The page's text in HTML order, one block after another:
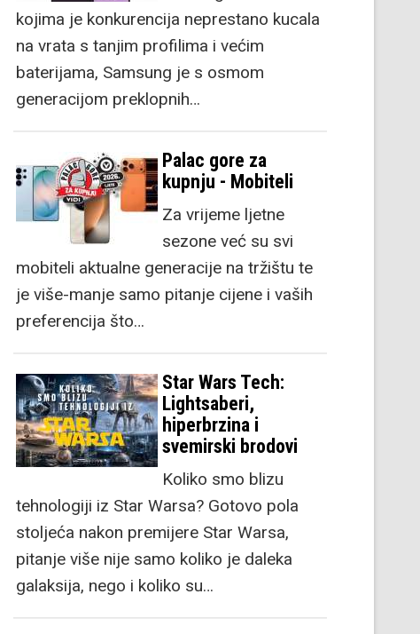
kojima je konkurencija neprestano kucala
na vrata s tanjim profilima i većim
baterijama, Samsung je s osmom
generacijom preklopnih…
Palac gore za
kupnju - Mobiteli
Za vrijeme ljetne
sezone već su svi
mobiteli aktualne generacije na tržištu te
je više-manje samo pitanje cijene i vaših
preferencija što…
Star Wars Tech:
Lightsaberi,
hiperbrzina i
svemirski brodovi
Koliko smo blizu
tehnologiji iz Star Warsa? Gotovo pola
stoljeća nakon premijere Star Warsa,
pitanje više nije samo koliko je daleka
galaksija, nego i koliko su…